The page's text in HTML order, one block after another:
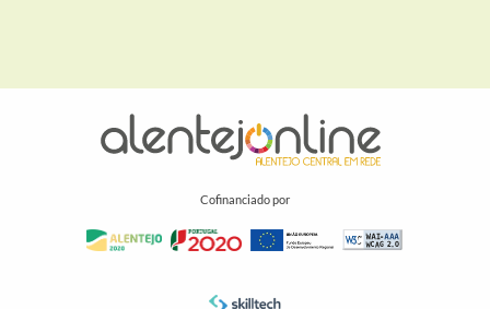
Cofinanciado por